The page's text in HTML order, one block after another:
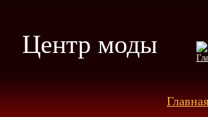
Главная
Центр моды